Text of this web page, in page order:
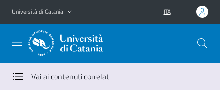
Vai al contenuto principale
Vai al menu di navigazione
Università di Catania ITA
Vai ai contenuti correlati